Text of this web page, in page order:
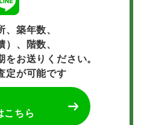
、築年数、
）、階数、
お送りください。
定が可能です
こちら